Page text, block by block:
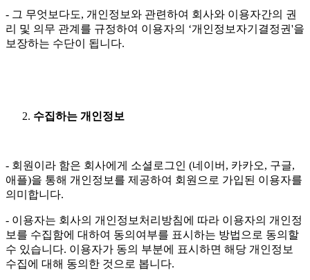
- 그 무엇보다도, 개인정보와 관련하여 회사와 이용자간의 권
리 및 의무 관계를 규정하여 이용자의 ‘개인정보자기결정권'을
보장하는 수단이 됩니다.
수집하는 개인정보
- 회원이라 함은 회사에게 소셜로그인 (네이버, 카카오, 구글,
애플)을 통해 개인정보를 제공하여 회원으로 가입된 이용자를
의미합니다.
- 이용자는 회사의 개인정보처리방침에 따라 이용자의 개인정
보를 수집함에 대하여 동의여부를 표시하는 방법으로 동의할
수 있습니다. 이용자가 동의 부분에 표시하면 해당 개인정보
수집에 대해 동의한 것으로 봅니다.